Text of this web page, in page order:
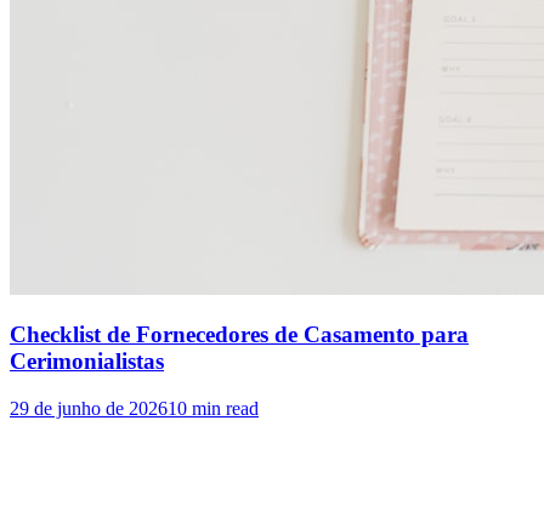
Checklist de Fornecedores de Casamento para
Cerimonialistas
29 de junho de 202610 min read